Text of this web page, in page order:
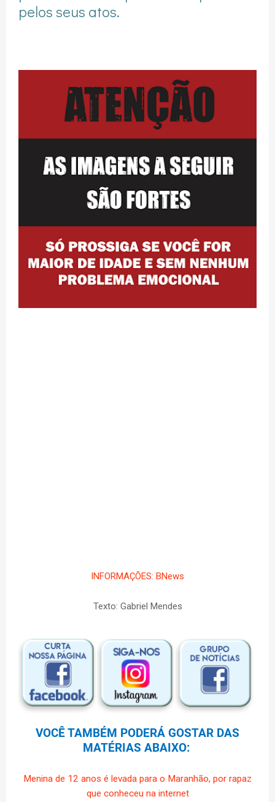
pelos seus atos.
INFORMAÇÕES: BNews
Texto: Gabriel Mendes
VOCÊ TAMBÉM PODERÁ GOSTAR DAS
MATÉRIAS ABAIXO:
Menina de 12 anos é levada para o Maranhão, por rapaz
que conheceu na internet